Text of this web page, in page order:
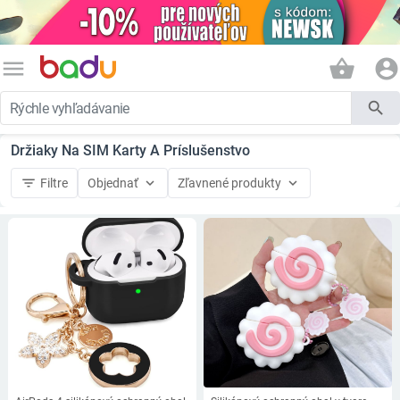
menu shopping_basket account_circle
search
Držiaky Na SIM Karty A Príslušenstvo
filter_list Filtre Objednať keyboard_arrow_down Zľavnené produkty keyboard_arrow_down